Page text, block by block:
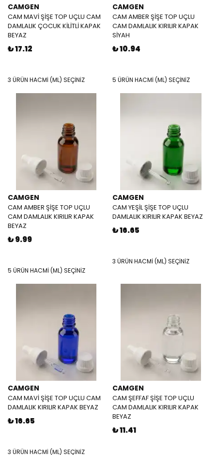
CAMGEN
CAM MAVİ ŞİŞE TOP UÇLU CAM
DAMLALIK ÇOCUK KİLİTLİ KAPAK
BEYAZ
₺ 17.12
3 ÜRÜN HACMİ (ML) SEÇİNİZ
CAMGEN
CAM AMBER ŞİŞE TOP UÇLU
CAM DAMLALIK KIRILIR KAPAK
SİYAH
₺ 10.94
5 ÜRÜN HACMİ (ML) SEÇİNİZ
CAMGEN
CAM AMBER ŞİŞE TOP UÇLU
CAM DAMLALIK KIRILIR KAPAK
BEYAZ
₺ 9.99
5 ÜRÜN HACMİ (ML) SEÇİNİZ
CAMGEN
CAM YEŞİL ŞİŞE TOP UÇLU
DAMLALIK KIRILIR KAPAK BEYAZ
₺ 16.65
3 ÜRÜN HACMİ (ML) SEÇİNİZ
CAMGEN
CAM MAVİ ŞİŞE TOP UÇLU CAM
DAMLALIK KIRILIR KAPAK BEYAZ
₺ 16.65
3 ÜRÜN HACMİ (ML) SEÇİNİZ
CAMGEN
CAM ŞEFFAF ŞİŞE TOP UÇLU
CAM DAMLALIK KIRILIR KAPAK
BEYAZ
₺ 11.41